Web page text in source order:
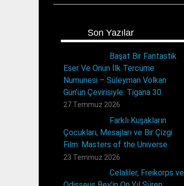
Son Yazılar
Başat Bir Fantastik
Eser Ve Onun İlk Tercüme
Numunesi – Süleyman Volkan
Gün’ün Çevirisiyle: Tigana 30
27 Temmuz 2026
Farklı Kuşakların
Çocukları, Mesajları ve Bir Çizgi
Film: Masters of the Universe
23 Temmuz 2026
Celaliler, Freikorps ve